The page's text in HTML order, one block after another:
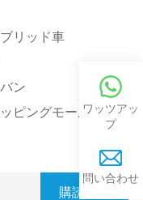
リッド車
ン
ピングモール
購読する
ワッツアッ
プ
問い合わせ